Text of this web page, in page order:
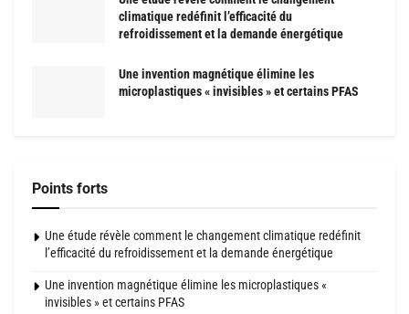
climatique redéfinit l’efficacité du
refroidissement et la demande énergétique
Une invention magnétique élimine les
microplastiques « invisibles » et certains PFAS
Points forts
Une étude révèle comment le changement climatique redéfinit
l’efficacité du refroidissement et la demande énergétique
Une invention magnétique élimine les microplastiques «
invisibles » et certains PFAS